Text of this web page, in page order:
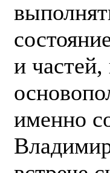
и частей,
именно